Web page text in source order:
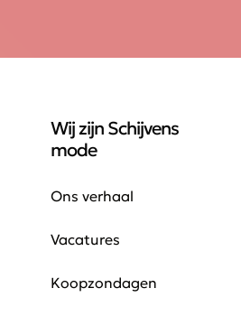
Wij zijn Schijvens
mode
Ons verhaal
Vacatures
Koopzondagen